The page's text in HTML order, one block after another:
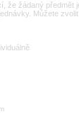
že žádaný předmět
Můžete